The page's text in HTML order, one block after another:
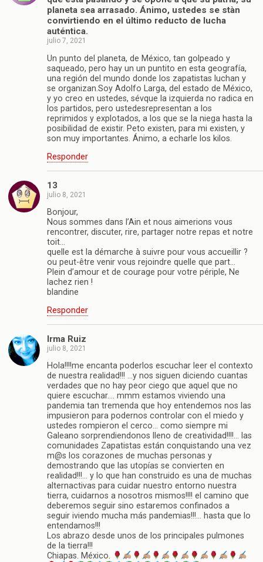
planeta sea arrasado. Ánimo, ustedes se stàn
convirtiendo en el último reducto de lucha
auténtica.
julio 7, 2021
Un punto del planeta, de México, tan golpeado y
saqueado, pero hay un un puntito en esta geografía,
una región del mundo donde los zapatistas luchan y
se organizan.Soy Adolfo Larga, del estado de México,
y yo creo en ustedes, sévque la izquierda no radica en
los partidos, pero ustedesrepresentan a los
reprimidos y explotados, a los que se la niega hasta la
posibilidad de existir. Peto existen, para mi existen, y
son muy importantes. Ánimo, a echarle los kilos.
Responder
13
julio 8, 2021
Bonjour,
Nous sommes dans l’Ain et nous aimerions vous
rencontrer, discuter, rire, partager notre repas et notre
toit…
quelle est la démarche à suivre pour vous accueillir ?
ou peut-être venir vous rejoindre quelle que part…
Plein d’amour et de courage pour votre périple, Ne
lachez rien !
blandine
Responder
Irma Ruiz
julio 8, 2021
Hola!!!!me encanta poderlos escuchar leer el contexto
de nuestra realidad!!! …y nos siguen diciendo cuantas
verdades que no hay peor ciego que aquel que no
quiere escuchar…. mmm estamos viviendo una
pandemia tan tremenda que hoy entendemos nos las
impusieron para podernos controlar con el miedo y
ustedes rompieron el cerco… como siempre mi
Galeano sorprendiendonos lleno de creatividad!!!!… las
comunidades Zapatistas están conquistando una vez
m@s los corazones de muchas personas y
demostrando que las utopías se convierten en
realidad!!!… y lo que han construido es una de muchas
alternactivas para cuidar nuestro entorno nuestra
tierra, cuidarnos a nosotros mismos!!!! el camino que
deberemos seguir sino estaremos confinados a
seguir iviendo mucha más pandemias!!!… hasta que lo
entendamos!!!
Los abrazo desde unos de los principales pulmones
de la tierra!!!
Chiapas. México.